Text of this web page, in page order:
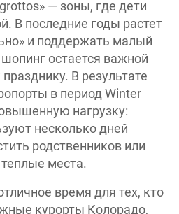
— зоны, где дети
В последние годы растет
и поддержать малый
остается важной
В результате
в период Winter
нагрузку:
несколько дней
родственников или
места.
время для тех, кто
курорты Колорадо,